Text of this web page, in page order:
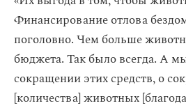
Финансирование отлова
поголовно. Чем больше
бюджета. Так было всегда. А
сокращении этих средств, о
[количества] животных